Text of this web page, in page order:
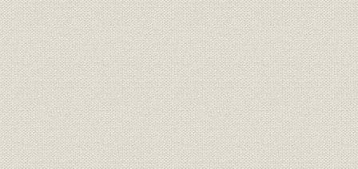
海外事業;財務・業績
国際業務収益の推移 1981年9月
期の業績(本部、海外店合計) (2)
店別収支(税引前経常損益)
1981年(昭
海外事業;シェア
国際業務収益の推移 1981年9月
期の業績(本部、海外店合計) (3)
4社中に占めるシェア
1981年(昭